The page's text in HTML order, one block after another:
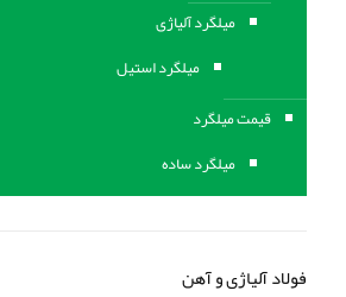
ميلگرد آلیاژی
میلگرد استیل
قیمت میلگرد
میلگرد ساده
فولاد آلیاژی و آهن